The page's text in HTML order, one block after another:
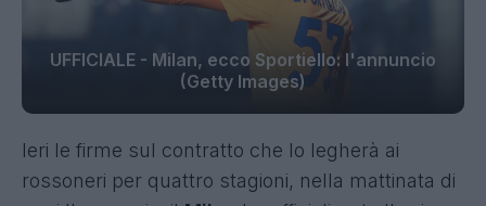
UFFICIALE - Milan, ecco Sportiello: l'annuncio
(Getty Images)
Ieri le firme sul contratto che lo legherà ai
rossoneri per quattro stagioni, nella mattinata di